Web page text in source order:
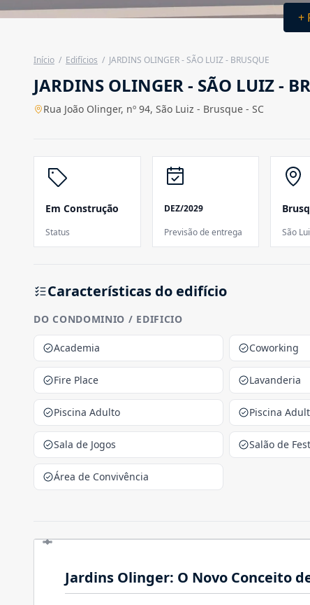
+
Início / Edifícios / JARDINS OLINGER - SÃO LUIZ - BRUSQUE
JARDINS OLINGER - SÃO LUIZ -
Rua João Olinger, nº 94, São Luiz - Brusque - SC
Em Construção
Status
DEZ/2029
Previsão de entrega
São
Características do edifício
DO CONDOMINIO / EDIFICIO
Academia Coworking
Fire Place Lavanderia
Piscina Adulto Piscina
Sala de Jogos Salão de
Área de Convivência
Jardins Olinger: O Novo Conceito